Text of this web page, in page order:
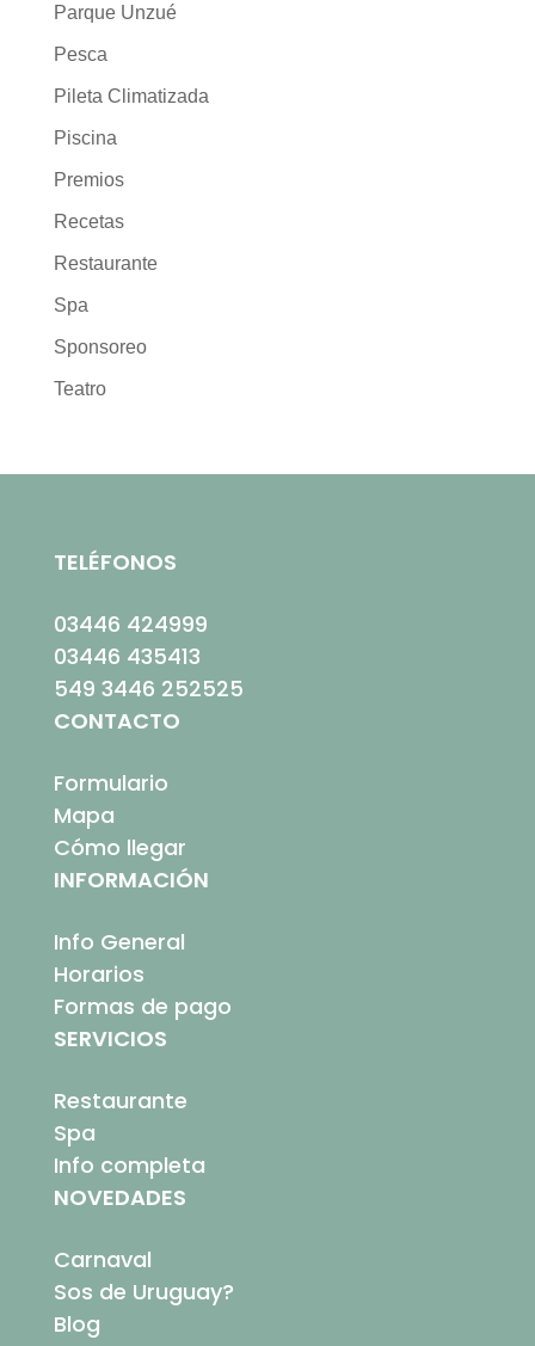
Parque Unzué
Pesca
Pileta Climatizada
Piscina
Premios
Recetas
Restaurante
Spa
Sponsoreo
Teatro
TELÉFONOS
03446 424999
03446 435413
549 3446 252525
CONTACTO
Formulario
Mapa
Cómo llegar
INFORMACIÓN
Info General
Horarios
Formas de pago
SERVICIOS
Restaurante
Spa
Info completa
NOVEDADES
Carnaval
Sos de Uruguay?
Blog